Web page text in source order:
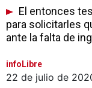
El entonces
para solicitarles
ante la falta de
infoLibre
22 de julio de